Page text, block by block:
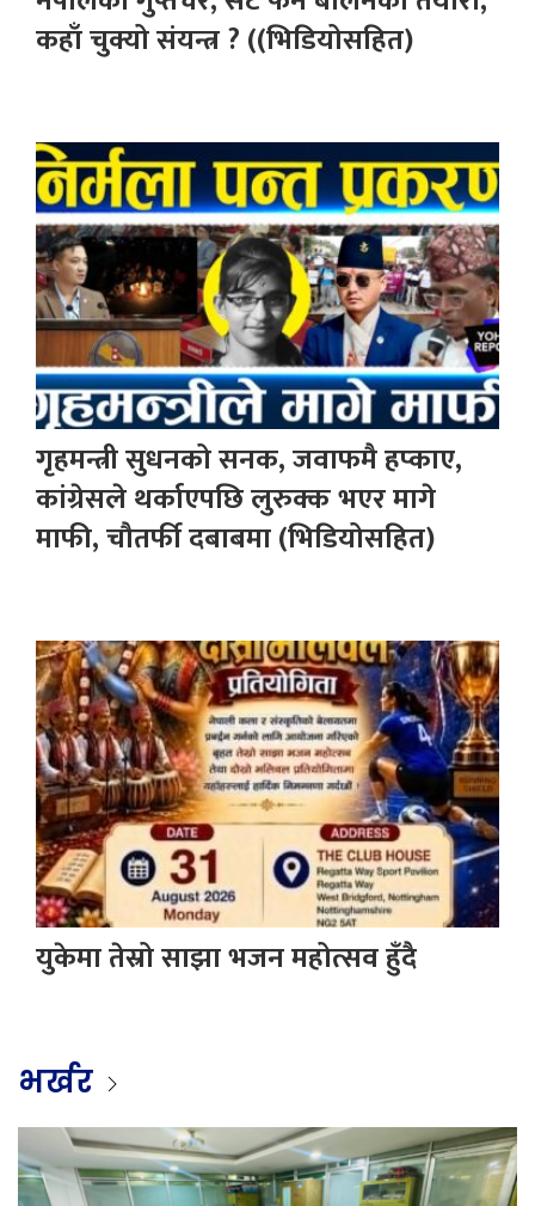
कहाँ चुक्यो संयन्त्र ? ((भिडियोसहित)
गृहमन्त्री सुधनको सनक, जवाफमै हप्काए,
कांग्रेसले थर्काएपछि लुरुक्क भएर मागे
माफी, चौतर्फी दबाबमा (भिडियोसहित)
युकेमा तेस्रो साझा भजन महोत्सव हुँदै
भर्खर